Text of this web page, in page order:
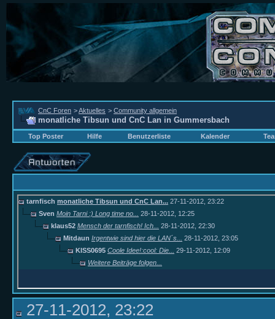
CnC Foren >Aktuelles > Community allgemein
monatliche Tibsun und CnC Lan in Gummersbach
Top Poster Hilfe Benutzerliste Kalender
tarnfisch monatliche Tibsun und CnC Lan... 27-11-2012, 23:22
Sven Moin Tarni :) Long time no... 28-11-2012, 12:25
klaus52 Mensch der tarnfisch! Ich... 28-11-2012, 22:30
Mitdaun Irgentwie sind hier die LAN´s... 28-11-2012, 23:05
KISS0695 Coole Idee!:cool: Die... 29-11-2012, 12:09
Weitere Beiträge folgen...
27-11-2012, 23:22